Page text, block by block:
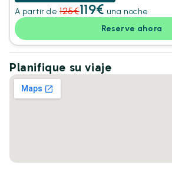
A partir de 125€119€ una noche
Reserve ahora
Planifique su viaje